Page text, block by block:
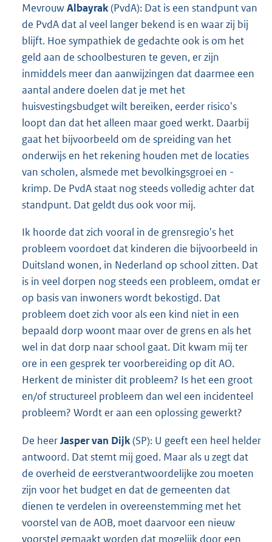
MevrouwAlbayrak(PvdA): Dat is een standpunt van
de PvdA dat al veel langer bekend is en waar zij bij
blijft. Hoe sympathiek de gedachte ook is om het
geld aan de schoolbesturen te geven, er zijn
inmiddels meer dan aanwijzingen dat daarmee een
aantal andere doelen dat je met het
huisvestingsbudget wilt bereiken, eerder risico's
loopt dan dat het alleen maar goed werkt. Daarbij
gaat het bijvoorbeeld om de spreiding van het
onderwijs en het rekening houden met de locaties
van scholen, alsmede met bevolkingsgroei en -
krimp. De PvdA staat nog steeds volledig achter dat
standpunt. Dat geldt dus ook voor mij.
Ik hoorde dat zich vooral in de grensregio's het
probleem voordoet dat kinderen die bijvoorbeeld in
Duitsland wonen, in Nederland op school zitten. Dat
is in veel dorpen nog steeds een probleem, omdat er
op basis van inwoners wordt bekostigd. Dat
probleem doet zich voor als een kind niet in een
bepaald dorp woont maar over de grens en als het
wel in dat dorp naar school gaat. Dit kwam mij ter
ore in een gesprek ter voorbereiding op dit AO.
Herkent de minister dit probleem? Is het een groot
en/of structureel probleem dan wel een incidenteel
probleem? Wordt er aan een oplossing gewerkt?
De heerJasper van Dijk(SP): U geeft een heel helder
antwoord. Dat stemt mij goed. Maar als u zegt dat
de overheid de eerstverantwoordelijke zou moeten
zijn voor het budget en dat de gemeenten dat
dienen te verdelen in overeenstemming met het
voorstel van de AOB, moet daarvoor een nieuw
voorstel gemaakt worden dat mogelijk door een